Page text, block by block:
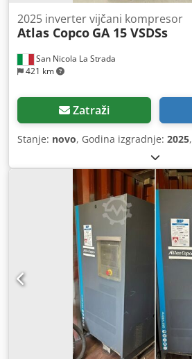
San Nicola La Strada
421 km
2025 inverter vijčani kompresor
Atlas Copco GA 15 VSDSs
Zatraži
Stanje: novo, Godina izgradnje: 2025,